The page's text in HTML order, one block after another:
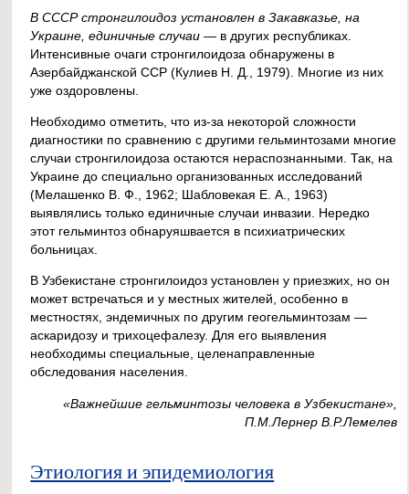
В СССР стронгилоидоз установлен в Закавказье, на
Украине, единичные случаи — в других республиках.
Интенсивные очаги стронгилоидоза обнаружены в
Азербайджанской ССР (Кулиев Н. Д., 1979). Многие из них
уже оздоровлены.
Необходимо отметить, что из-за некоторой сложности
диагностики по сравнению с другими гельминтозами многие
случаи стронгилоидоза остаются нераспознанными. Так, на
Украине до специально организованных исследований
(Мелашенко В. Ф., 1962; Шабловекая Е. А., 1963)
выявлялись только единичные случаи инвазии. Нередко
этот гельминтоз обнаруяшвается в психиатрических
больницах.
В Узбекистане стронгилоидоз установлен у приезжих, но он
может встречаться и у местных жителей, особенно в
местностях, эндемичных по другим геогельминтозам —
аскаридозу и трихоцефалезу. Для его выявления
необходимы специальные, целенаправленные
обследования населения.
«Важнейшие гельминтозы человека в Узбекистане»,
П.М.Лернер В.Р.Лемелев
Этиология и эпидемиология